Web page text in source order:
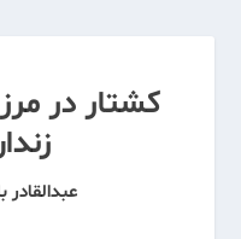
کشتار در
عبدالقادر